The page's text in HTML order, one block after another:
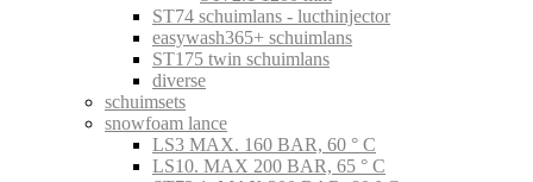
ST74 schuimlans - lucthinjector
easywash365+ schuimlans
ST175 twin schuimlans
diverse
schuimsets
snowfoam lance
LS3 MAX. 160 BAR, 60 ° C
LS10. MAX 200 BAR, 65 ° C